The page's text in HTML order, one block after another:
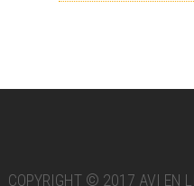
COPYRIGHT © 2017 AVI EN